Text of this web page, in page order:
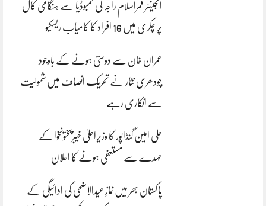
انجینئر قمراسلام راجہ کی کمبوڈیا سے ہنگامی کال
پر چکری میں 16 افراد کا کامیاب ریسکیو
عمران خان سے دوستی ہونے کے باوجود
چودھری نثار نے تحریک انصاف میں شمولیت
سے انکاری رہے
علی امین گنڈاپور کا وزیراعلیٰ خیبرپختونخوا کے
عہدے سے مستعفی ہونے کا اعلان
پاکستان بھر میں نمازِ عیدالاضحی کی ادائیگی کے